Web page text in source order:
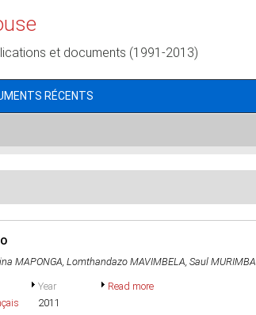
et documents (1991-2013)
RÉCENTS
MAPONGA, Lomthandazo MAVIMBELA, Saul MURIMBA
Year
2011
Read more